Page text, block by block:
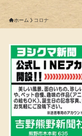
ホーム コロナ